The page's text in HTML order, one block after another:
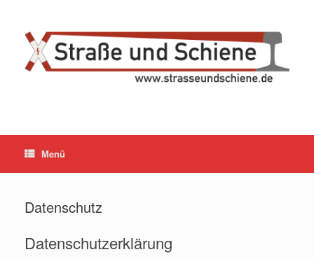
springen
Menü
Datenschutz
Datenschutzerklärung